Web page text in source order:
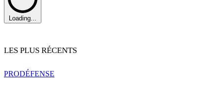
Loading...
LES PLUS RÉCENTS
PRODÉFENSE